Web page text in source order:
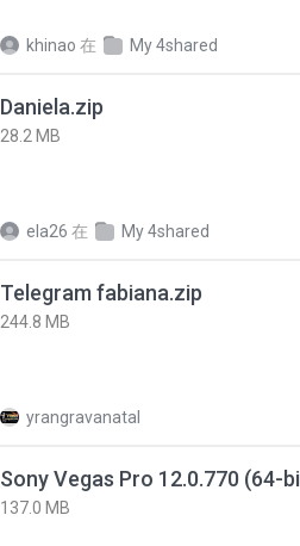
khinao 在 My 4shared
Daniela.zip
28.2 MB
ela26 在 My 4shared
Telegram fabiana.zip
244.8 MB
yrangravanatal
137.0 MB